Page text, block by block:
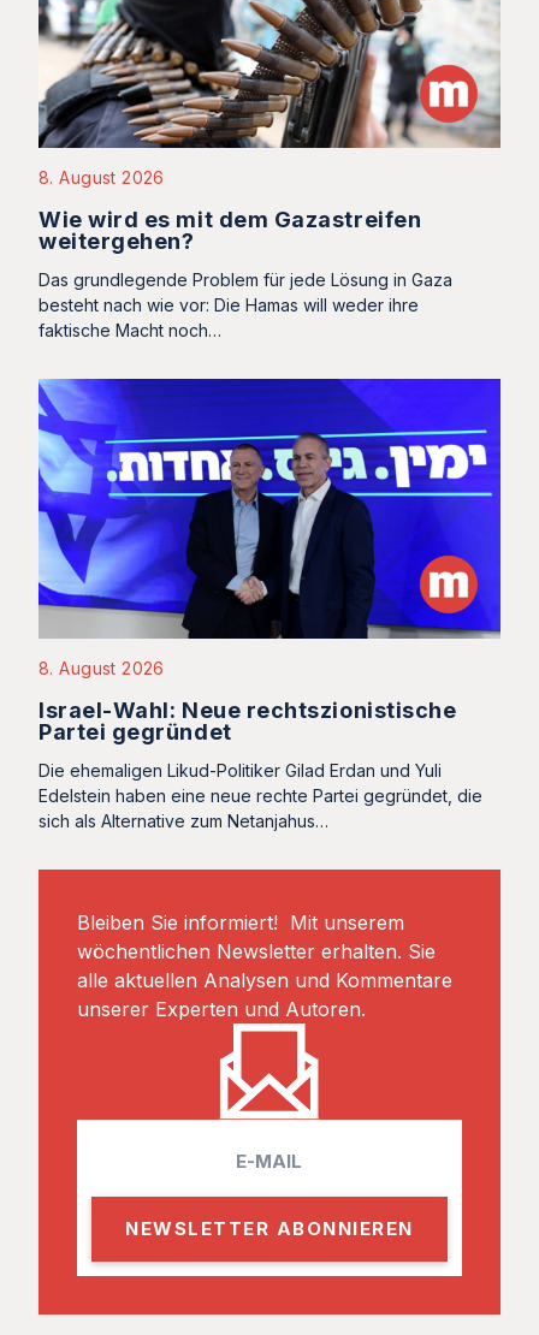
8. August 2026
Wie wird es mit dem Gazastreifen
weitergehen?
Das grundlegende Problem für jede Lösung in Gaza
besteht nach wie vor: Die Hamas will weder ihre
faktische Macht noch…
8. August 2026
Israel-Wahl: Neue rechtszionistische
Partei gegründet
Die ehemaligen Likud-Politiker Gilad Erdan und Yuli
Edelstein haben eine neue rechte Partei gegründet, die
sich als Alternative zum Netanjahus…
Bleiben Sie informiert! Mit unserem
wöchentlichen Newsletter erhalten. Sie
alle aktuellen Analysen und Kommentare
unserer Experten und Autoren.
l